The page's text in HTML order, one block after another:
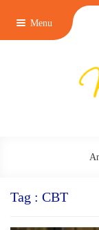
Menu
Tag : CBT